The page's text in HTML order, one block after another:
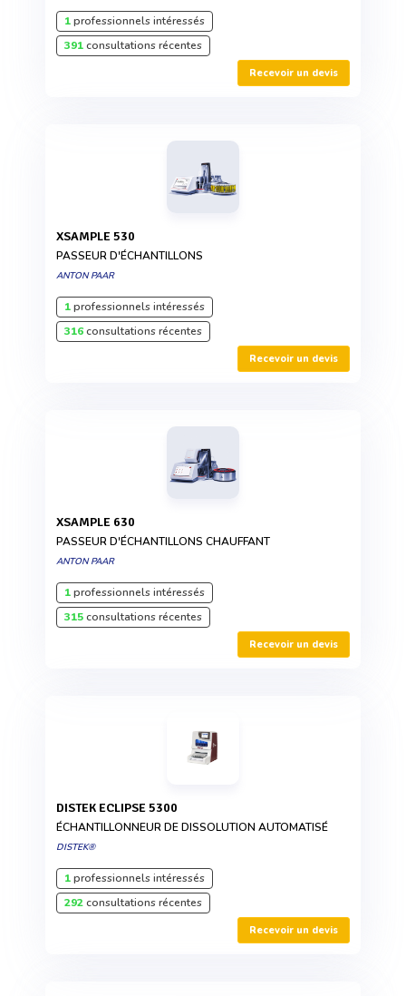
1professionnels intéressés
391consultations récentes
Recevoir un devis
XSAMPLE 530
PASSEUR D'ÉCHANTILLONS
ANTON PAAR
1professionnels intéressés
316consultations récentes
Recevoir un devis
XSAMPLE 630
PASSEUR D'ÉCHANTILLONS CHAUFFANT
ANTON PAAR
1professionnels intéressés
315consultations récentes
Recevoir un devis
DISTEK ECLIPSE 5300
ÉCHANTILLONNEUR DE DISSOLUTION AUTOMATISÉ
DISTEK®
1professionnels intéressés
292consultations récentes
Recevoir un devis